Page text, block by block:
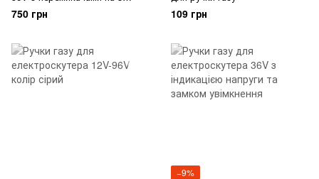
швидкості + реверс
750 грн 109 грн
−9%